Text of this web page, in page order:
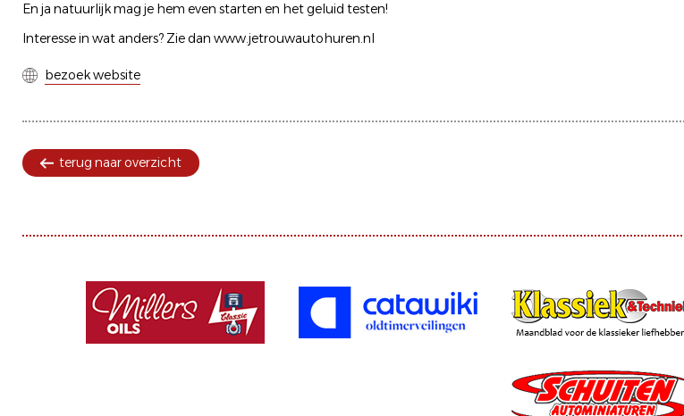
En ja natuurlijk mag je hem even starten en het geluid testen!
Interesse in wat anders? Zie dan www.jetrouwautohuren.nl
bezoek website
terug naar overzicht